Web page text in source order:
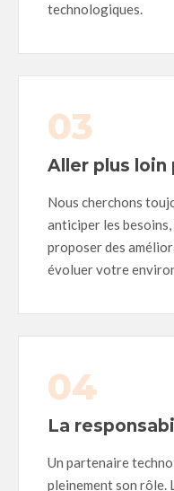
technologiques.
03
Aller plus loin
Nous cherchons
anticiper les
proposer des
évoluer votre
04
La
Un partenaire
pleinement son rôle.